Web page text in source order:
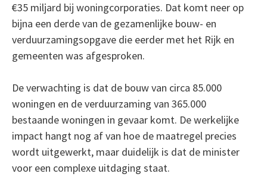
€35 miljard bij woningcorporaties. Dat komt neer op
bijna een derde van de gezamenlijke bouw- en
verduurzamingsopgave die eerder met het Rijk en
gemeenten was afgesproken.
De verwachting is dat de bouw van circa 85.000
woningen en de verduurzaming van 365.000
bestaande woningen in gevaar komt. De werkelijke
impact hangt nog af van hoe de maatregel precies
wordt uitgewerkt, maar duidelijk is dat de minister
voor een complexe uitdaging staat.